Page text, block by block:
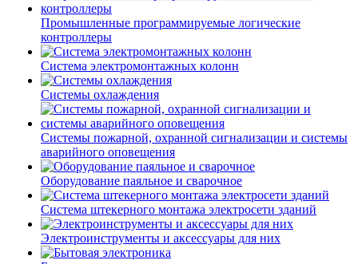
Промышленные программируемые логические
контроллеры
Система электромонтажных колонн
Системы охлаждения
Системы пожарной, охранной сигнализации и системы
аварийного оповещения
Оборудование паяльное и сварочное
Система штекерного монтажа электросети зданий
Электроинструменты и аксессуары для них